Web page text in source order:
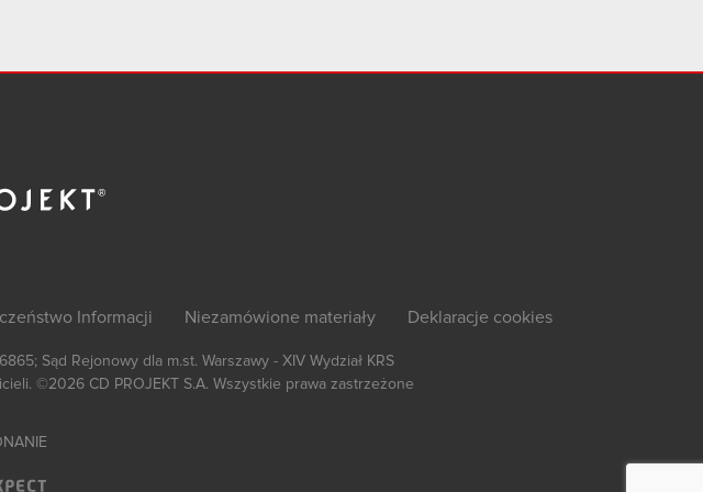
Informacji Niezamówione materiały Deklaracje cookies
Sąd Rejonowy dla m.st. Warszawy - XIV Wydział KRS
©2026 CD PROJEKT S.A. Wszystkie prawa zastrzeżone